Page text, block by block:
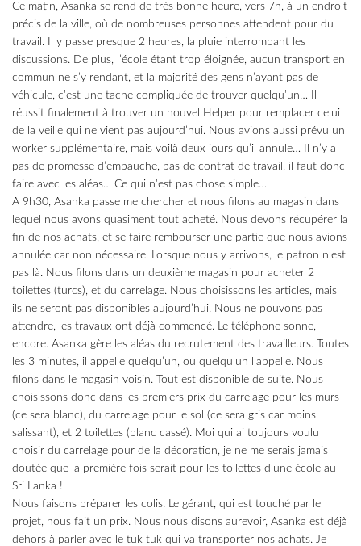
Ce matin, Asanka se rend de très bonne heure, vers 7h, à un endroit
précis de la ville, où de nombreuses personnes attendent pour du
travail. Il y passe presque 2 heures, la pluie interrompant les
discussions. De plus, l’école étant trop éloignée, aucun transport en
commun ne s’y rendant, et la majorité des gens n’ayant pas de
véhicule, c’est une tache compliquée de trouver quelqu’un… Il
réussit finalement à trouver un nouvel Helper pour remplacer celui
de la veille qui ne vient pas aujourd’hui. Nous avions aussi prévu un
worker supplémentaire, mais voilà deux jours qu’il annule… Il n’y a
pas de promesse d’embauche, pas de contrat de travail, il faut donc
faire avec les aléas… Ce qui n’est pas chose simple…
A 9h30, Asanka passe me chercher et nous filons au magasin dans
lequel nous avons quasiment tout acheté. Nous devons récupérer la
fin de nos achats, et se faire rembourser une partie que nous avions
annulée car non nécessaire. Lorsque nous y arrivons, le patron n’est
pas là. Nous filons dans un deuxième magasin pour acheter 2
toilettes (turcs), et du carrelage. Nous choisissons les articles, mais
ils ne seront pas disponibles aujourd’hui. Nous ne pouvons pas
attendre, les travaux ont déjà commencé. Le téléphone sonne,
encore. Asanka gère les aléas du recrutement des travailleurs. Toutes
les 3 minutes, il appelle quelqu’un, ou quelqu’un l’appelle. Nous
filons dans le magasin voisin. Tout est disponible de suite. Nous
choisissons donc dans les premiers prix du carrelage pour les murs
(ce sera blanc), du carrelage pour le sol (ce sera gris car moins
salissant), et 2 toilettes (blanc cassé). Moi qui ai toujours voulu
choisir du carrelage pour de la décoration, je ne me serais jamais
doutée que la première fois serait pour les toilettes d’une école au
Sri Lanka !
Nous faisons préparer les colis. Le gérant, qui est touché par le
projet, nous fait un prix. Nous nous disons aurevoir, Asanka est déjà
dehors à parler avec le tuk tuk qui va transporter nos achats. Je